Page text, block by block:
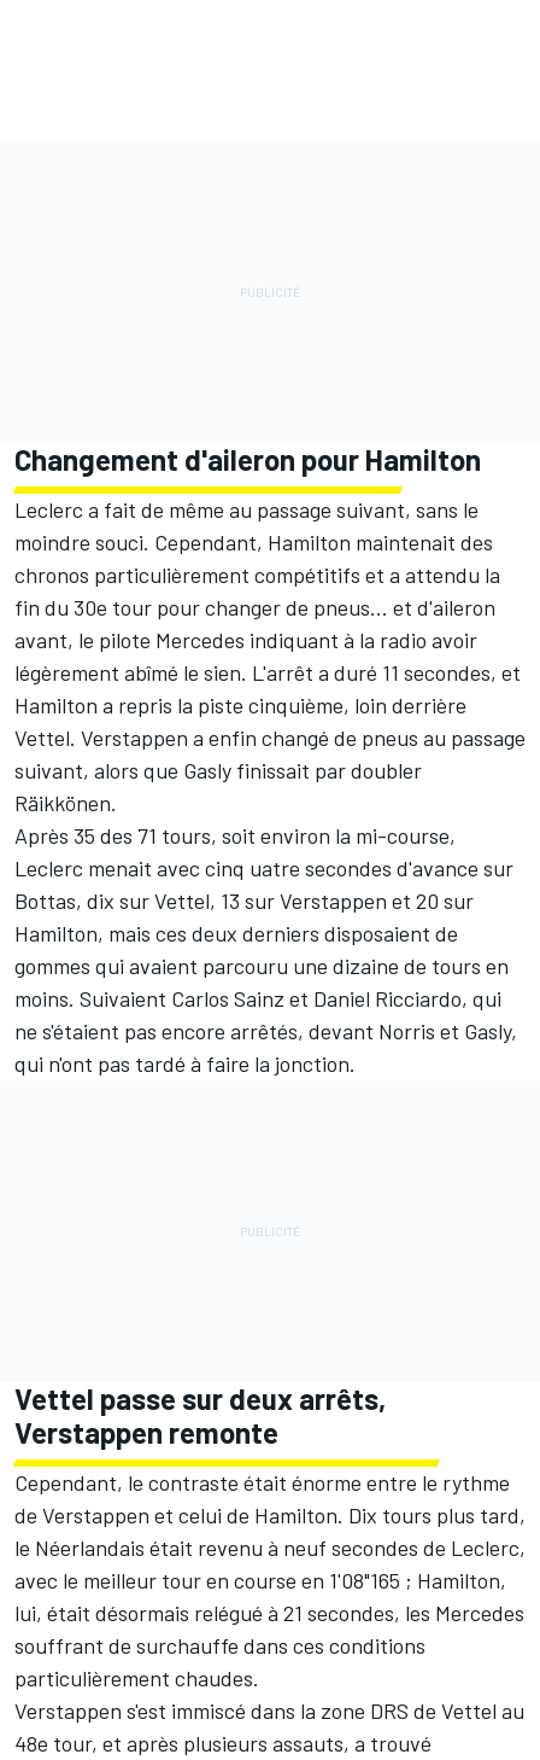
Changement d'aileron pour Hamilton
Leclerc a fait de même au passage suivant, sans le
moindre souci. Cependant, Hamilton maintenait des
chronos particulièrement compétitifs et a attendu la
fin du 30e tour pour changer de pneus... et d'aileron
avant, le pilote Mercedes indiquant à la radio avoir
légèrement abîmé le sien. L'arrêt a duré 11 secondes, et
Hamilton a repris la piste cinquième, loin derrière
Vettel. Verstappen a enfin changé de pneus au passage
suivant, alors que Gasly finissait par doubler
Räikkönen.
Après 35 des 71 tours, soit environ la mi-course,
Leclerc menait avec cinq uatre secondes d'avance sur
Bottas, dix sur Vettel, 13 sur Verstappen et 20 sur
Hamilton, mais ces deux derniers disposaient de
gommes qui avaient parcouru une dizaine de tours en
moins. Suivaient Carlos Sainz et Daniel Ricciardo, qui
ne s'étaient pas encore arrêtés, devant Norris et Gasly,
qui n'ont pas tardé à faire la jonction.
Vettel passe sur deux arrêts,
Verstappen remonte
Cependant, le contraste était énorme entre le rythme
de Verstappen et celui de Hamilton. Dix tours plus tard,
le Néerlandais était revenu à neuf secondes de Leclerc,
avec le meilleur tour en course en 1'08"165 ; Hamilton,
lui, était désormais relégué à 21 secondes, les Mercedes
souffrant de surchauffe dans ces conditions
particulièrement chaudes.
Verstappen s'est immiscé dans la zone DRS de Vettel au
48e tour, et après plusieurs assauts, a trouvé